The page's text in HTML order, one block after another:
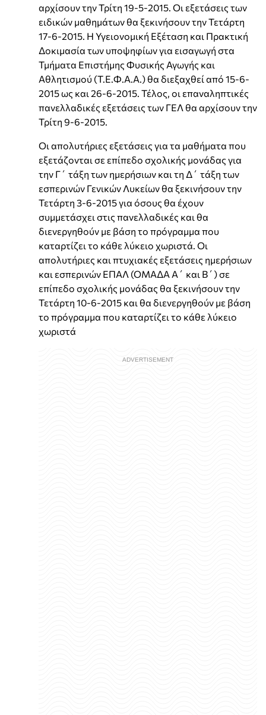
αρχίσουν την Τρίτη 19-5-2015. Οι εξετάσεις των
ειδικών μαθημάτων θα ξεκινήσουν την Τετάρτη
17-6-2015. Η Υγειονομική Εξέταση και Πρακτική
Δοκιμασία των υποψηφίων για εισαγωγή στα
Τμήματα Επιστήμης Φυσικής Αγωγής και
Αθλητισμού (Τ.Ε.Φ.Α.Α.) θα διεξαχθεί από 15-6-
2015 ως και 26-6-2015. Τέλος, οι επαναληπτικές
πανελλαδικές εξετάσεις των ΓΕΛ θα αρχίσουν την
Τρίτη 9-6-2015.
Οι απολυτήριες εξετάσεις για τα μαθήματα που
εξετάζονται σε επίπεδο σχολικής μονάδας για
την Γ΄ τάξη των ημερήσιων και τη Δ΄ τάξη των
εσπερινών Γενικών Λυκείων θα ξεκινήσουν την
Τετάρτη 3-6-2015 για όσους θα έχουν
συμμετάσχει στις πανελλαδικές και θα
διενεργηθούν με βάση το πρόγραμμα που
καταρτίζει το κάθε λύκειο χωριστά. Οι
απολυτήριες και πτυχιακές εξετάσεις ημερήσιων
και εσπερινών ΕΠΑΛ (ΟΜΑΔΑ Α΄ και Β΄) σε
επίπεδο σχολικής μονάδας θα ξεκινήσουν την
Τετάρτη 10-6-2015 και θα διενεργηθούν με βάση
το πρόγραμμα που καταρτίζει το κάθε λύκειο
χωριστά